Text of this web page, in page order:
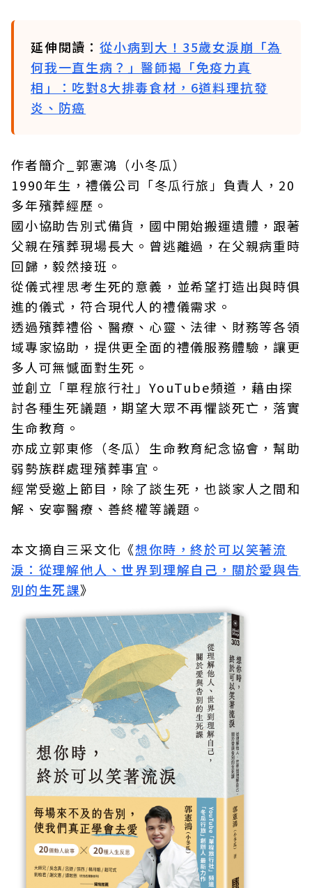
延伸閱讀： 從小病到大！35歲女淚崩「為
何我一直生病？」醫師揭「免疫力真
相」：吃對8大排毒食材，6道料理抗發
炎、防癌
作者簡介_郭憲鴻（小冬瓜）
1990年生，禮儀公司「冬瓜行旅」負責人，20
多年殯葬經歷。
國小協助告別式備貨，國中開始搬運遺體，跟著
父親在殯葬現場長大。曾逃離過，在父親病重時
回歸，毅然接班。
從儀式裡思考生死的意義，並希望打造出與時俱
進的儀式，符合現代人的禮儀需求。
透過殯葬禮俗、醫療、心靈、法律、財務等各領
域專家協助，提供更全面的禮儀服務體驗，讓更
多人可無憾面對生死。
並創立「單程旅行社」YouTube頻道，藉由探
討各種生死議題，期望大眾不再懼談死亡，落實
生命教育。
亦成立郭東修（冬瓜）生命教育紀念協會，幫助
弱勢族群處理殯葬事宜。
經常受邀上節目，除了談生死，也談家人之間和
解、安寧醫療、善終權等議題。
本文摘自三采文化《想你時，終於可以笑著流
淚：從理解他人、世界到理解自己，關於愛與告
別的生死課》